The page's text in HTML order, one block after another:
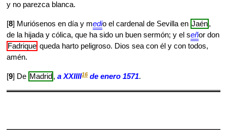
y no parezca blanca.
[8] Muriósenos en día y medio el cardenal de Sevilla en Jaén,
de la hijada y cólica, que ha sido un buen sermón; y el señor don
Fadrique queda harto peligroso. Dios sea con él y con todos,
amén.
[9] De Madrid ,a XXIIII16de enero 1571.